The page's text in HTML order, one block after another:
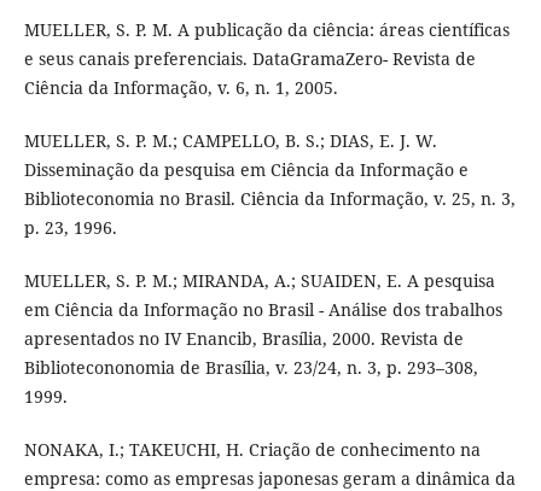
MUELLER, S. P. M. A publicação da ciência: áreas científicas
e seus canais preferenciais. DataGramaZero- Revista de
Ciência da Informação, v. 6, n. 1, 2005.
MUELLER, S. P. M.; CAMPELLO, B. S.; DIAS, E. J. W.
Disseminação da pesquisa em Ciência da Informação e
Biblioteconomia no Brasil. Ciência da Informação, v. 25, n. 3,
p. 23, 1996.
MUELLER, S. P. M.; MIRANDA, A.; SUAIDEN, E. A pesquisa
em Ciência da Informação no Brasil - Análise dos trabalhos
apresentados no IV Enancib, Brasília, 2000. Revista de
Bibliotecononomia de Brasília, v. 23/24, n. 3, p. 293–308,
1999.
NONAKA, I.; TAKEUCHI, H. Criação de conhecimento na
empresa: como as empresas japonesas geram a dinâmica da